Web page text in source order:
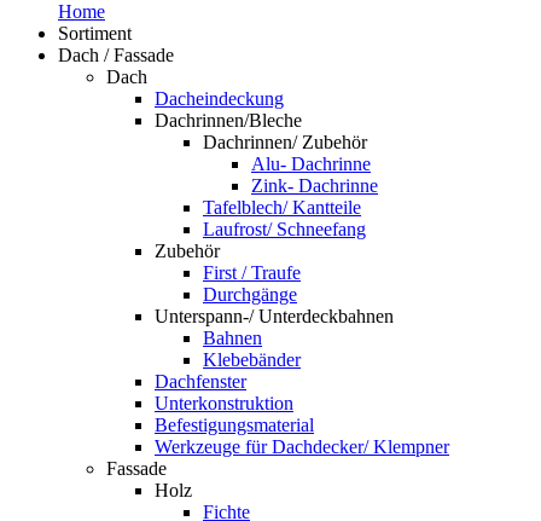
Home
Sortiment
Dach / Fassade
Dach
Dacheindeckung
Dachrinnen/Bleche
Dachrinnen/ Zubehör
Alu- Dachrinne
Zink- Dachrinne
Tafelblech/ Kantteile
Laufrost/ Schneefang
Zubehör
First / Traufe
Durchgänge
Unterspann-/ Unterdeckbahnen
Bahnen
Klebebänder
Dachfenster
Unterkonstruktion
Befestigungsmaterial
Werkzeuge für Dachdecker/ Klempner
Fassade
Holz
Fichte